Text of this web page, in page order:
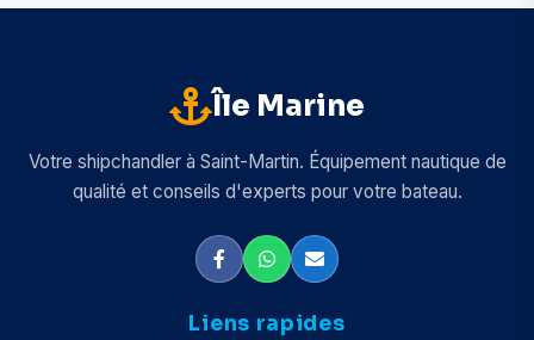
Île Marine
Votre shipchandler à Saint-Martin. Équipement nautique de
qualité et conseils d'experts pour votre bateau.
Liens rapides